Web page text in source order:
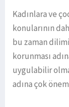
Kadınlara ve
konularının
bu zaman
korunması
uygulabilir
adına çok